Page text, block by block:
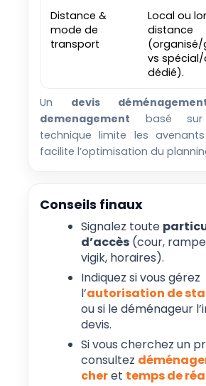
Distance &
mode de
transport
Local ou
distance
vs
dédié).
Un devis
demenagement basé sur
technique limite les
facilite l’optimisation du
Conseils finaux
Signalez toute
d’accès (cour,
vigik, horaires).
Indiquez si vous gérez
l’autorisation de
ou si le déménageur
devis.
Si vous cherchez un
consultez
cheret temps de